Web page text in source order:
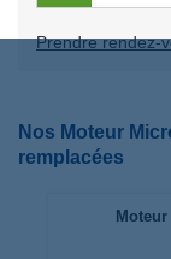
Prendre rendez-
Nos Moteur
remplacées